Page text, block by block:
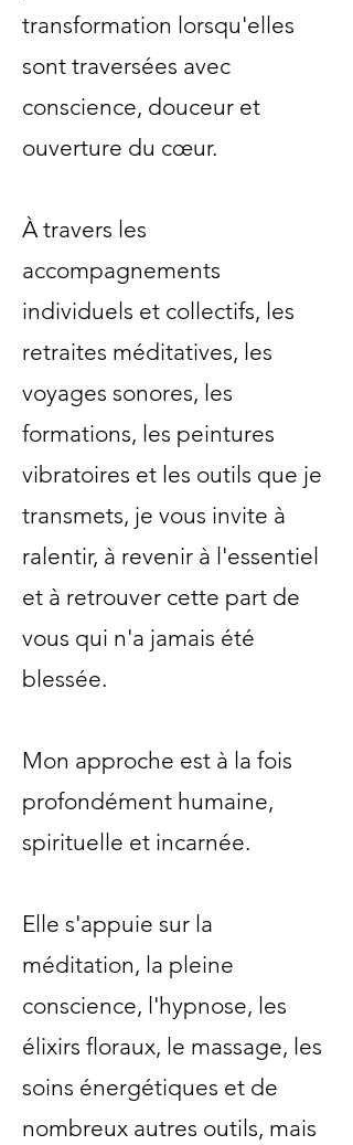
transformation lorsqu'elles
sont traversées avec
conscience, douceur et
ouverture du cœur.
À travers les
accompagnements
individuels et collectifs, les
retraites méditatives, les
voyages sonores, les
formations, les peintures
vibratoires et les outils que je
transmets, je vous invite à
ralentir, à revenir à l'essentiel
et à retrouver cette part de
vous qui n'a jamais été
blessée.
Mon approche est à la fois
profondément humaine,
spirituelle et incarnée.
Elle s'appuie sur la
méditation, la pleine
conscience, l'hypnose, les
élixirs floraux, le massage, les
soins énergétiques et de
nombreux autres outils, mais